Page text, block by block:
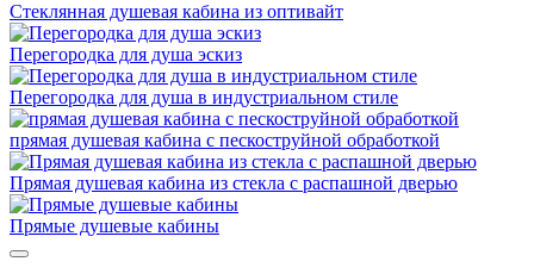
Стеклянная душевая кабина из оптивайт
Перегородка для душа эскиз
Перегородка для душа в индустриальном стиле
прямая душевая кабина с пескоструйной обработкой
Прямая душевая кабина из стекла с распашной дверью
Прямые душевые кабины